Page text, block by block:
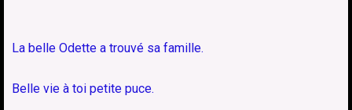
La belle Odette a trouvé sa famille.
Belle vie à toi petite puce.